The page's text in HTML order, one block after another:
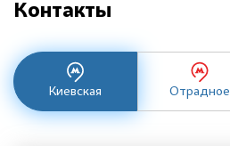
Контакты
Киевская Отрадное